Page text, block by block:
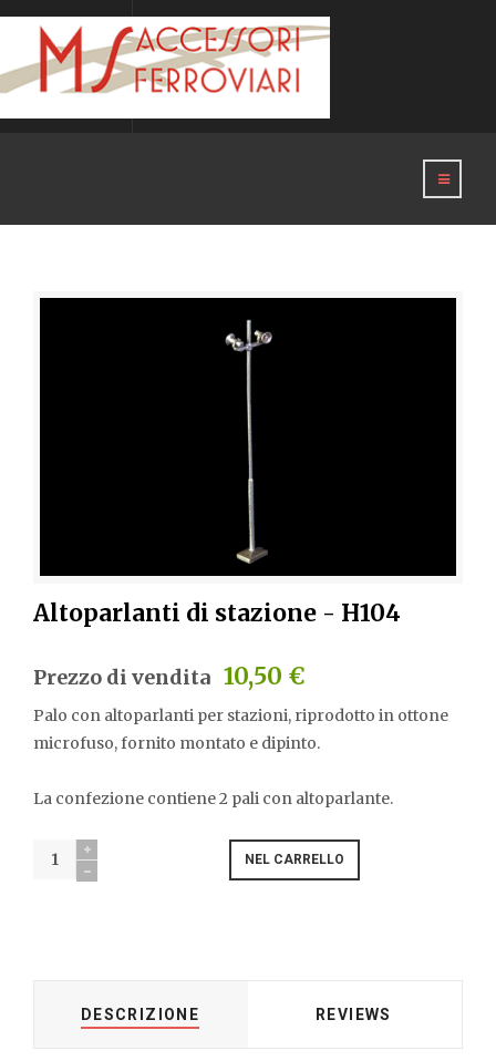
Altoparlanti di stazione - H104
Prezzo di vendita 10,50 €
Palo con altoparlanti per stazioni, riprodotto in ottone
microfuso, fornito montato e dipinto.
La confezione contiene 2 pali con altoparlante.
DESCRIZIONE REVIEWS